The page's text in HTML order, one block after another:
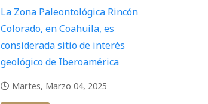
La Zona Paleontológica Rincón
Colorado, en Coahuila, es
considerada sitio de interés
geológico de Iberoamérica
Martes, Marzo 04, 2025